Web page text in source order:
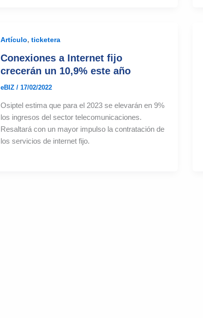
Artículo,ticketera
Conexiones a Internet fijo
crecerán un 10,9% este año
eBIZ/17/02/2022
Osiptel estima que para el 2023 se elevarán en 9%
los ingresos del sector telecomunicaciones.
Resaltará con un mayor impulso la contratación de
los servicios de internet fijo.